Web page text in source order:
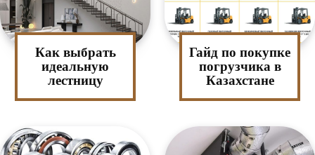
Как выбрать
идеальную
лестницу
Гайд по покупке
погрузчика в
Казахстане